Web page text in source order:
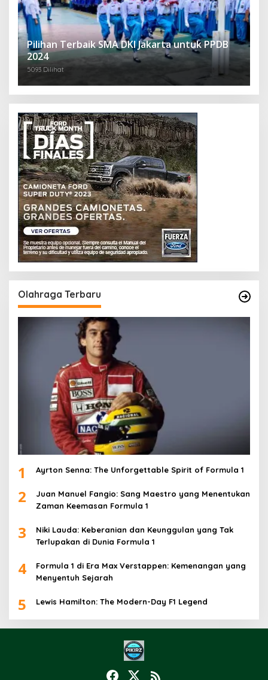
Pilihan Terbaik SMA DKI Jakarta untuk PPDB
2024
5093 Dilihat
Olahraga Terbaru
1 Ayrton Senna: The Unforgettable Spirit of Formula 1
2
Juan Manuel Fangio: Sang Maestro yang Menentukan
Zaman Keemasan Formula 1
3
Niki Lauda: Keberanian dan Keunggulan yang Tak
Terlupakan di Dunia Formula 1
4
Formula 1 di Era Max Verstappen: Kemenangan yang
Menyentuh Sejarah
5 Lewis Hamilton: The Modern-Day F1 Legend